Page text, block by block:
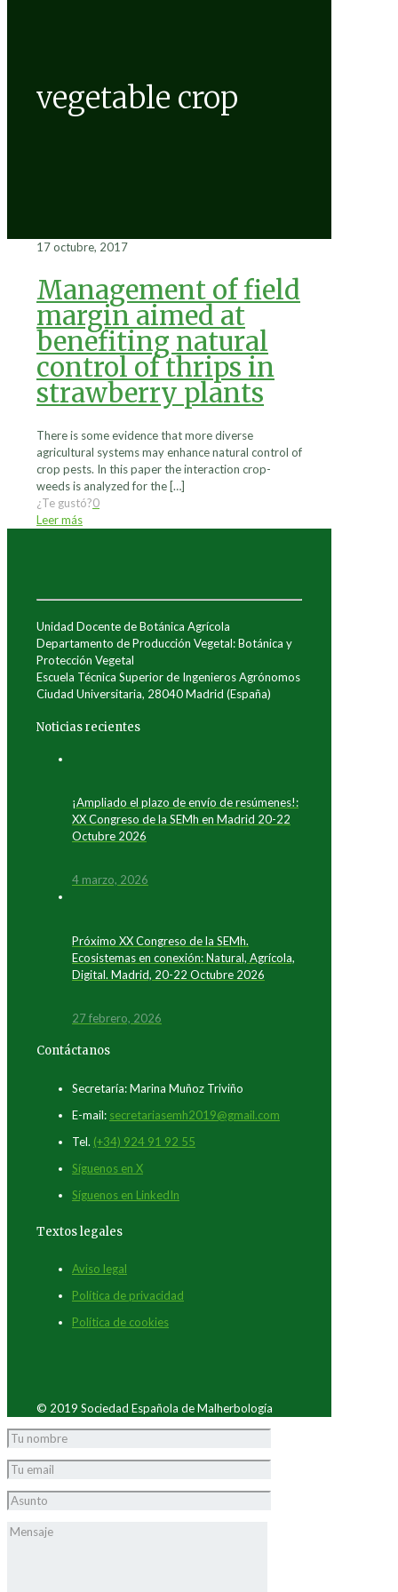
vegetable crop
17 octubre, 2017
Management of field
margin aimed at
benefiting natural
control of thrips in
strawberry plants
There is some evidence that more diverse
agricultural systems may enhance natural control of
crop pests. In this paper the interaction crop-
weeds is analyzed for the […]
¿Te gustó?0
Leer más
Unidad Docente de Botánica Agrícola
Departamento de Producción Vegetal: Botánica y
Protección Vegetal
Escuela Técnica Superior de Ingenieros Agrónomos
Ciudad Universitaria, 28040 Madrid (España)
Noticias recientes
¡Ampliado el plazo de envío de resúmenes!:
XX Congreso de la SEMh en Madrid 20-22
Octubre 2026
4 marzo, 2026
Próximo XX Congreso de la SEMh.
Ecosistemas en conexión: Natural, Agrícola,
Digital. Madrid, 20-22 Octubre 2026
27 febrero, 2026
Contáctanos
Secretaría: Marina Muñoz Triviño
E-mail: secretariasemh2019@gmail.com
Tel. (+34) 924 91 92 55
Síguenos en X
Síguenos en LinkedIn
Textos legales
Aviso legal
Política de privacidad
Política de cookies
© 2019 Sociedad Española de Malherbología